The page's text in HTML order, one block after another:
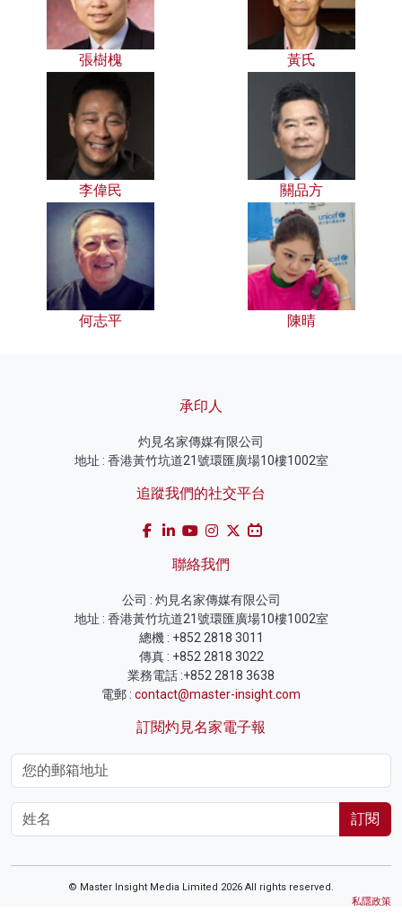
張樹槐 黃氏
李偉民 關品方
何志平 陳晴
承印人
灼見名家傳媒有限公司
地址 : 香港黃竹坑道21號環匯廣場10樓1002室
追蹤我們的社交平台
聯絡我們
公司 : 灼見名家傳媒有限公司
地址 : 香港黃竹坑道21號環匯廣場10樓1002室
總機 : +852 2818 3011
傳真 : +852 2818 3022
業務電話 :+852 2818 3638
電郵 : contact@master-insight.com
訂閱灼見名家電子報
訂閱
© Master Insight Media Limited 2026 All rights reserved.
私隱政策